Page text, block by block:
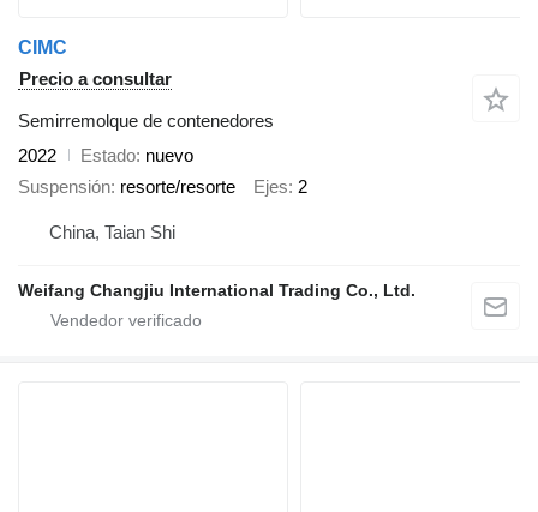
CIMC
Precio a consultar
Semirremolque de contenedores
2022
Estado nuevo
Suspensión resorte/resorte Ejes 2
China, Taian Shi
Weifang Changjiu International Trading Co., Ltd.